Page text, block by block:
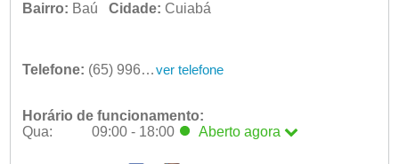
Bairro: Baú Cidade: Cuiabá
Telefone: (65) 99688-1562 ver telefone
Horário de funcionamento:
Qua:
09:00 - 18:00 Aberto agora